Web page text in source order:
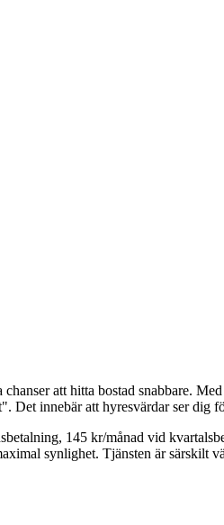
att hitta bostad snabbare.
Det innebär att hyresvärdar ser dig
145 kr/månad vid
synlighet. Tjänsten är särskilt